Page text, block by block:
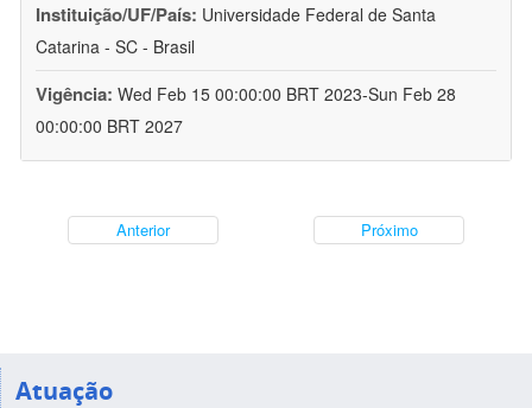
Instituição/UF/País: Universidade Federal de Santa
Catarina - SC - Brasil
Vigência: Wed Feb 15 00:00:00 BRT 2023-Sun Feb 28
00:00:00 BRT 2027
Anterior Próximo
Atuação